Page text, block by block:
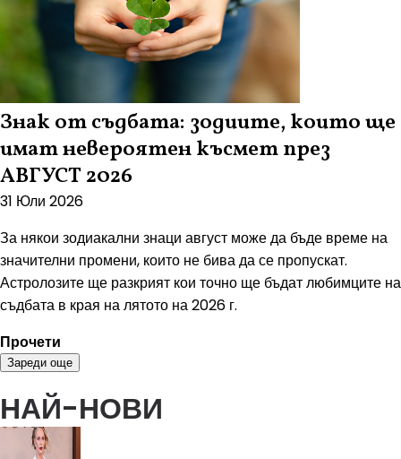
Знак от съдбата: зодиите, които ще
имат невероятен късмет през
АВГУСТ 2026
31 Юли 2026
За някои зодиакални знаци август може да бъде време на
значителни промени, които не бива да се пропускат.
Астролозите ще разкрият кои точно ще бъдат любимците на
съдбата в края на лятото на 2026 г.
Прочети
Зареди още
НАЙ-НОВИ